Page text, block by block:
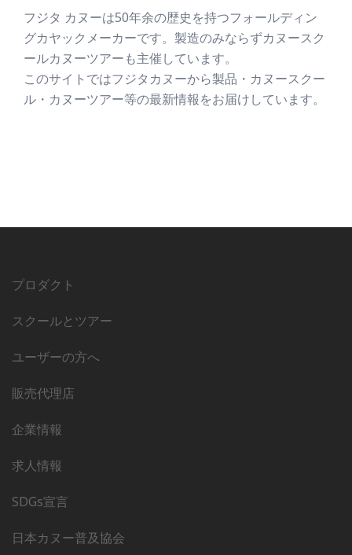
フジタ カヌーは50年余の歴史を持つフォールディン
グカヤックメーカーです。製造のみならずカヌースク
ールカヌーツアーも主催しています。
このサイトではフジタカヌーから製品・カヌースクー
ル・カヌーツアー等の最新情報をお届けしています。
プロダクト
スクールとツアー
ユーザーの方へ
販売代理店
企業情報
求人情報
SDGs宣言
日本カヌー普及協会